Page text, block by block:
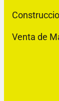
Venta de